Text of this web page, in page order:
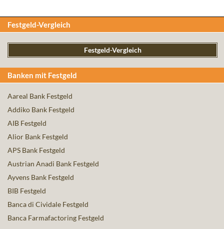
Festgeld-Vergleich
Festgeld-Vergleich
Banken mit Festgeld
Aareal Bank Festgeld
Addiko Bank Festgeld
AIB Festgeld
Alior Bank Festgeld
APS Bank Festgeld
Austrian Anadi Bank Festgeld
Ayvens Bank Festgeld
BIB Festgeld
Banca di Cividale Festgeld
Banca Farmafactoring Festgeld